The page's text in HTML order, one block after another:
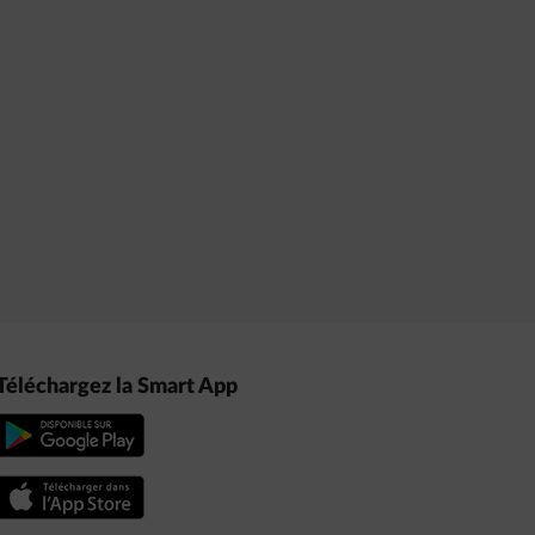
la Smart App